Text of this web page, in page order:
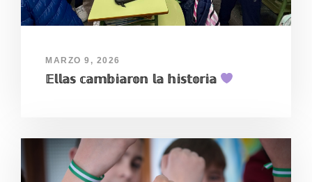
MARZO 9, 2026
𝔼𝕝𝕝𝕒𝕤 𝕔𝕒𝕞𝕓𝕚𝕒𝕣𝕠𝕟 𝕝𝕒 𝕙𝕚𝕤𝕥𝕠𝕣𝕚𝕒